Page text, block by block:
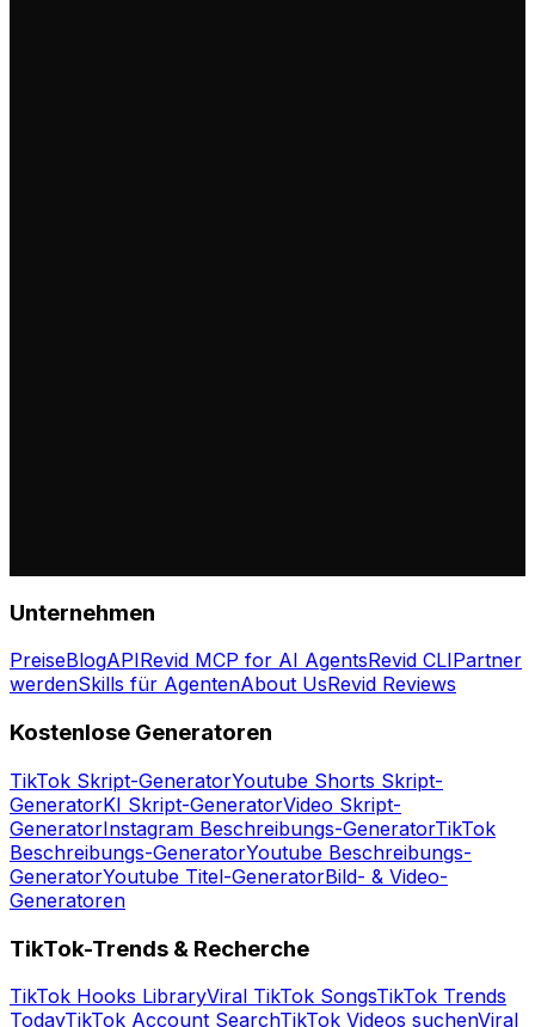
Unternehmen
PreiseBlogAPIRevid MCP for AI AgentsRevid CLIPartner
werdenSkills für AgentenAbout UsRevid Reviews
Kostenlose Generatoren
TikTok Skript-GeneratorYoutube Shorts Skript-
GeneratorKI Skript-GeneratorVideo Skript-
GeneratorInstagram Beschreibungs-GeneratorTikTok
Beschreibungs-GeneratorYoutube Beschreibungs-
GeneratorYoutube Titel-GeneratorBild- & Video-
Generatoren
TikTok-Trends & Recherche
TikTok Hooks LibraryViral TikTok SongsTikTok Trends
TodayTikTok Account SearchTikTok Videos suchenViral